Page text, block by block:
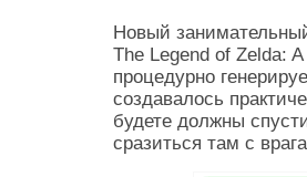
Новый
The Legend of Zelda:
процедурно
создавалось
будете должны
сразиться там с